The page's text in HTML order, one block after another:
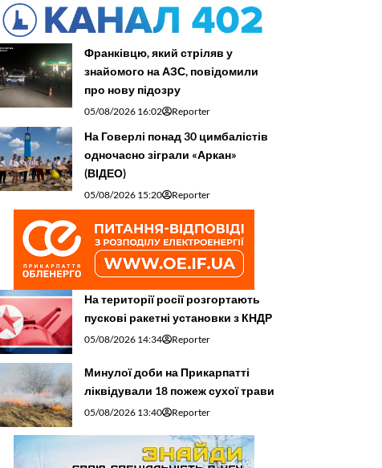
Франківцю, який стріляв у
знайомого на АЗС, повідомили
про нову підозру
05/08/2026 16:02 Reporter
На Говерлі понад 30 цимбалістів
одночасно зіграли «Аркан»
(ВІДЕО)
05/08/2026 15:20 Reporter
На території росії розгортають
пускові ракетні установки з КНДР
05/08/2026 14:34 Reporter
Минулої доби на Прикарпатті
ліквідували 18 пожеж сухої трави
05/08/2026 13:40 Reporter